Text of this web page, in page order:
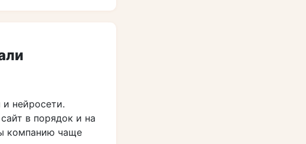
нейросети.
в порядок и на
компанию чаще